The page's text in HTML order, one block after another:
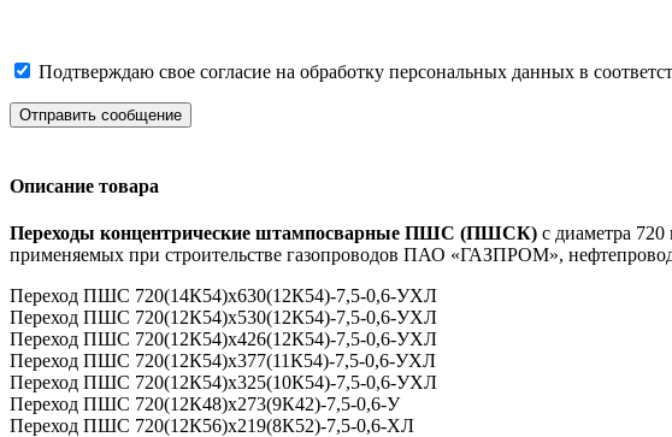
Подтверждаю свое согласие на обработку персональных данных в
Отправить сообщение
Описание товара
Переходы концентрические штампосварные ПШС (ПШСК) с диаметра
применяемых при строительстве газопроводов ПАО «ГАЗПРОМ»,
Переход ПШС 720(14К54)х630(12К54)-7,5-0,6-УХЛ
Переход ПШС 720(12К54)х530(12К54)-7,5-0,6-УХЛ
Переход ПШС 720(12К54)х426(12К54)-7,5-0,6-УХЛ
Переход ПШС 720(12К54)х377(11К54)-7,5-0,6-УХЛ
Переход ПШС 720(12К54)х325(10К54)-7,5-0,6-УХЛ
Переход ПШС 720(12К48)х273(9К42)-7,5-0,6-У
Переход ПШС 720(12К56)х219(8К52)-7,5-0,6-ХЛ